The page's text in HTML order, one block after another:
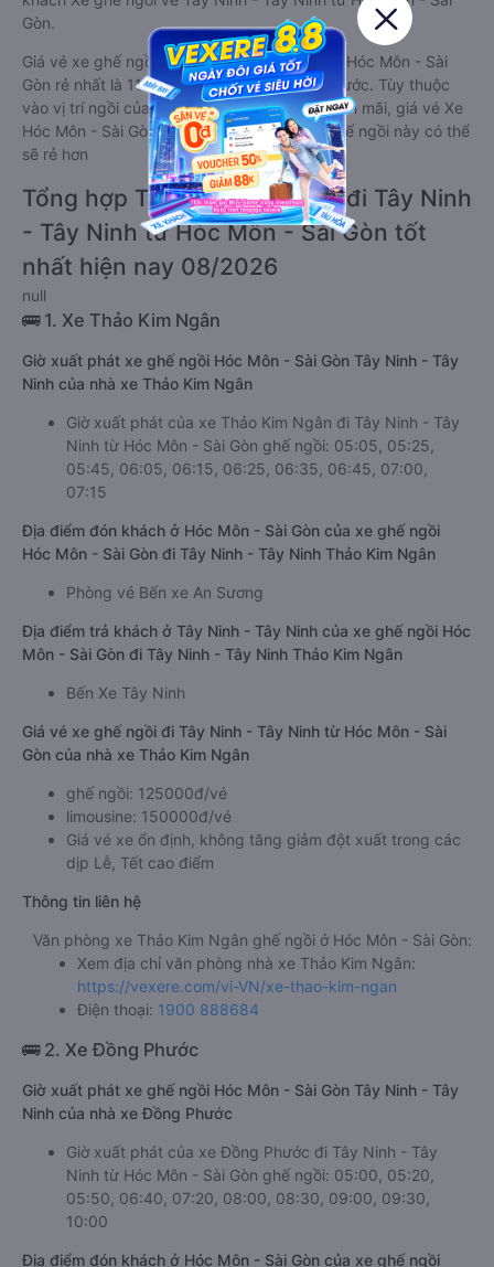
Gòn.
Giá vé xe ghế ngồi đi Tây Ninh - Tây Ninh từ Hóc Môn - Sài
Gòn rẻ nhất là 110000 của hãng xe Đồng Phước. Tùy thuộc
vào vị trí ngồi của bạn và chương trình khuyến mãi, giá vé Xe
Hóc Môn - Sài Gòn đi Tây Ninh - Tây Ninh ghế ngồi này có thể
sẽ rẻ hơn
Tổng hợp TOP 4 xe ghế ngồi đi Tây Ninh
- Tây Ninh từ Hóc Môn - Sài Gòn tốt
nhất hiện nay 08/2026
null
🚌 1. Xe Thảo Kim Ngân
Giờ xuất phát xe ghế ngồi Hóc Môn - Sài Gòn Tây Ninh - Tây
Ninh của nhà xe Thảo Kim Ngân
Giờ xuất phát của xe Thảo Kim Ngân đi Tây Ninh - Tây
Ninh từ Hóc Môn - Sài Gòn ghế ngồi: 05:05, 05:25,
05:45, 06:05, 06:15, 06:25, 06:35, 06:45, 07:00,
07:15
Địa điểm đón khách ở Hóc Môn - Sài Gòn của xe ghế ngồi
Hóc Môn - Sài Gòn đi Tây Ninh - Tây Ninh Thảo Kim Ngân
Phòng vé Bến xe An Sương
Địa điểm trả khách ở Tây Ninh - Tây Ninh của xe ghế ngồi Hóc
Môn - Sài Gòn đi Tây Ninh - Tây Ninh Thảo Kim Ngân
Bến Xe Tây Ninh
Giá vé xe ghế ngồi đi Tây Ninh - Tây Ninh từ Hóc Môn - Sài
Gòn của nhà xe Thảo Kim Ngân
ghế ngồi: 125000đ/vé
limousine: 150000đ/vé
Giá vé xe ổn định, không tăng giảm đột xuất trong các
dịp Lễ, Tết cao điểm
Thông tin liên hệ
Văn phòng xe Thảo Kim Ngân ghế ngồi ở Hóc Môn - Sài Gòn:
Xem địa chỉ văn phòng nhà xe Thảo Kim Ngân:
https://vexere.com/vi-VN/xe-thao-kim-ngan
Điện thoại: 1900 888684
🚌 2. Xe Đồng Phước
Giờ xuất phát xe ghế ngồi Hóc Môn - Sài Gòn Tây Ninh - Tây
Ninh của nhà xe Đồng Phước
Giờ xuất phát của xe Đồng Phước đi Tây Ninh - Tây
Ninh từ Hóc Môn - Sài Gòn ghế ngồi: 05:00, 05:20,
05:50, 06:40, 07:20, 08:00, 08:30, 09:00, 09:30,
10:00
Địa điểm đón khách ở Hóc Môn - Sài Gòn của xe ghế ngồi